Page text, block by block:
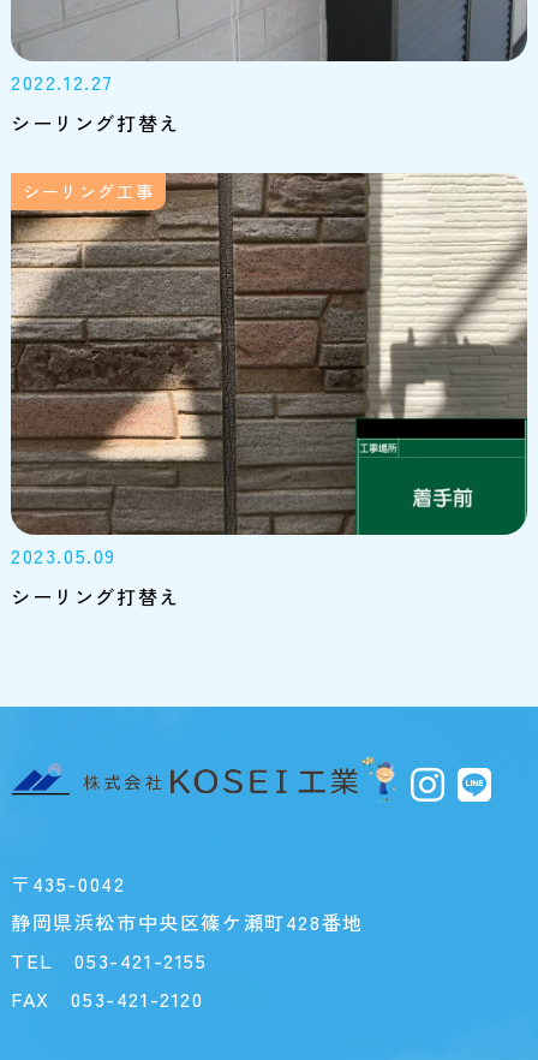
2022.12.27
シーリング打替え
2023.05.09
シーリング打替え
シーリング工事
〒435-0042
静岡県浜松市中央区篠ケ瀬町428番地
TEL053-421-2155
FAX 053-421-2120